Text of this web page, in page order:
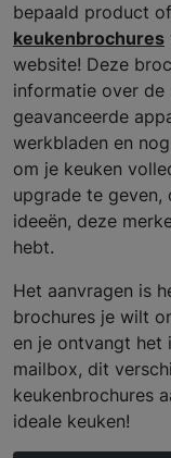
bepaald product
keukenbrochures
website! Deze
informatie over de
geavanceerde
werkbladen en
om je keuken
upgrade te
ideeën, deze
hebt.
Het aanvragen is
brochures je wilt
en je ontvangt het
mailbox, dit
keukenbrochures
ideale keuken!